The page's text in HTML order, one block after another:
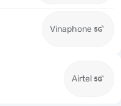
Vinaphone
Airtel